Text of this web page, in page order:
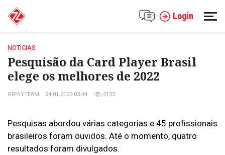
Login
NOTÍCIAS
Pesquisão da Card Player Brasil
elege os melhores de 2022
GIPSYTEAM 24.01.2023 03:44 2125
Pesquisas abordou várias categorias e 45 profissionais
brasileiros foram ouvidos. Até o momento, quatro
resultados foram divulgados.